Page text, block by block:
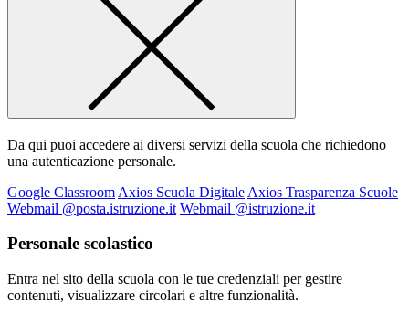
Da qui puoi accedere ai diversi servizi della scuola che richiedono
una autenticazione personale.
Google Classroom Axios Scuola Digitale Axios Trasparenza Scuole
Webmail @posta.istruzione.it Webmail @istruzione.it
Personale scolastico
Entra nel sito della scuola con le tue credenziali per gestire
contenuti, visualizzare circolari e altre funzionalità.